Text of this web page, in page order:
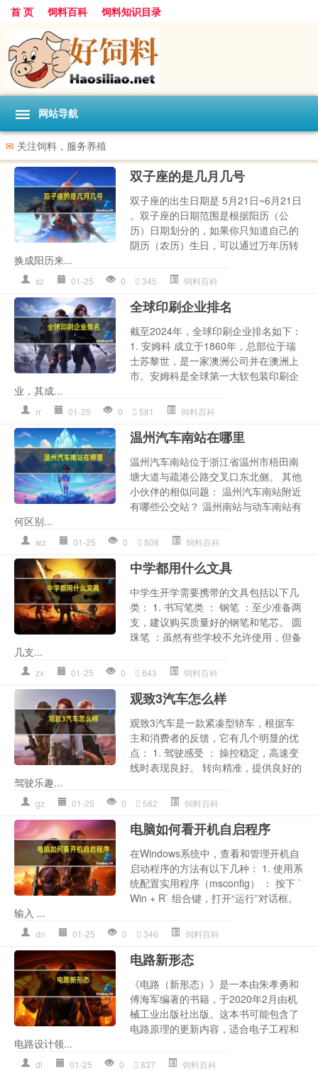
首 页 饲料百科 饲料知识目录
网站导航
✉ 关注饲料，服务养殖
双子座的是几月几号
双子座的出生日期是 5月21日~6月21日
。双子座的日期范围是根据阳历（公
历）日期划分的，如果你只知道自己的
阴历（农历）生日，可以通过万年历转
换成阳历来...
sz 01-25 0 345 饲料百科
全球印刷企业排名
截至2024年，全球印刷企业排名如下：
1. 安姆科 成立于1860年，总部位于瑞
士苏黎世，是一家澳洲公司并在澳洲上
市。安姆科是全球第一大软包装印刷企
业，其成...
rr 01-25 0 581 饲料百科
温州汽车南站在哪里
温州汽车南站位于浙江省温州市梧田南
塘大道与疏港公路交叉口东北侧。 其他
小伙伴的相似问题： 温州汽车南站附近
有哪些公交站？ 温州南站与动车南站有
何区别...
wz 01-25 0 808 饲料百科
中学都用什么文具
中学生开学需要携带的文具包括以下几
类： 1. 书写笔类 ： 钢笔 ：至少准备两
支，建议购买质量好的钢笔和笔芯。 圆
珠笔 ：虽然有些学校不允许使用，但备
几支...
zx 01-25 0 643 饲料百科
观致3汽车怎么样
观致3汽车是一款紧凑型轿车，根据车
主和消费者的反馈，它有几个明显的优
点： 1. 驾驶感受 ： 操控稳定，高速变
线时表现良好。 转向精准，提供良好的
驾驶乐趣...
gz 01-25 0 582 饲料百科
电脑如何看开机自启程序
在Windows系统中，查看和管理开机自
启动程序的方法有以下几种： 1. 使用系
统配置实用程序（msconfig） ： 按下 `
Win + R` 组合键，打开“运行”对话框。
输入 ...
dn 01-25 0 346 饲料百科
电路新形态
《电路（新形态）》是一本由朱孝勇和
傅海军编著的书籍，于2020年2月由机
械工业出版社出版。这本书可能包含了
电路原理的更新内容，适合电子工程和
电路设计领...
dl 01-25 0 837 饲料百科